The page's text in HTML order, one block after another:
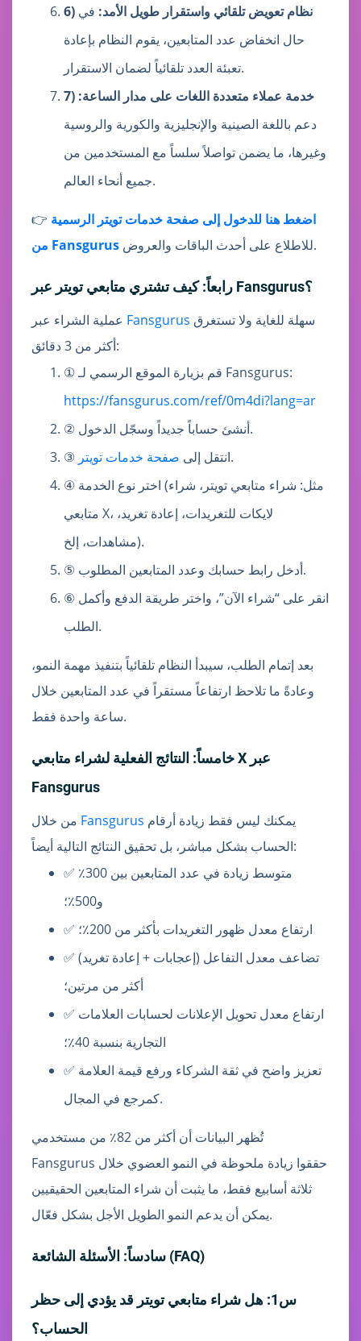
6) نظام تعويض تلقائي واستقرار طويل الأمد: في
حال انخفاض عدد المتابعين، يقوم النظام بإعادة
تعبئة العدد تلقائياً لضمان الاستقرار.
7) خدمة عملاء متعددة اللغات على مدار الساعة:
دعم باللغة الصينية والإنجليزية والكورية والروسية
وغيرها، ما يضمن تواصلاً سلساً مع المستخدمين من
جميع أنحاء العالم.
👉 اضغط هنا للدخول إلى صفحة خدمات تويتر الرسمية
من Fansgurus
للاطلاع على أحدث الباقات والعروض.
رابعاً: كيف تشتري متابعي تويتر عبر Fansgurus؟
Fansgurus
أكثر من 3 دقائق:
① قم بزيارة الموقع الرسمي لـ Fansgurus:
https://fansgurus.com/ref/0m4di?lang=ar
② أنشئ حساباً جديداً وسجّل الدخول.
③ انتقل إلى صفحة خدمات تويتر
.
④ اختر نوع الخدمة (مثل: شراء متابعي تويتر، شراء
متابعي X، لايكات للتغريدات، إعادة تغريد،
مشاهدات، إلخ).
⑤ أدخل رابط حسابك وعدد المتابعين المطلوب.
⑥ انقر على “شراء الآن”، واختر طريقة الدفع وأكمل
الطلب.
بعد إتمام الطلب، سيبدأ النظام تلقائياً بتنفيذ مهمة النمو،
وعادةً ما تلاحظ ارتفاعاً مستقراً في عدد المتابعين خلال
ساعة واحدة فقط.
خامساً: النتائج الفعلية لشراء متابعي X عبر
Fansgurus
Fansgurus
الحساب بشكل مباشر، بل تحقيق النتائج التالية أيضاً:
✅ متوسط زيادة في عدد المتابعين بين 300٪
و500٪؛
✅ ارتفاع معدل ظهور التغريدات بأكثر من 200٪؛
✅ تضاعف معدل التفاعل (إعجابات + إعادة تغريد)
أكثر من مرتين؛
✅ ارتفاع معدل تحويل الإعلانات لحسابات العلامات
التجارية بنسبة 40٪؛
✅ تعزيز واضح في ثقة الشركاء ورفع قيمة العلامة
كمرجع في المجال.
تُظهر البيانات أن أكثر من 82٪ من مستخدمي
Fansgurus حققوا زيادة ملحوظة في النمو العضوي خلال
ثلاثة أسابيع فقط، ما يثبت أن شراء المتابعين الحقيقيين
يمكن أن يدعم النمو الطويل الأجل بشكل فعّال.
سادساً: الأسئلة الشائعة (FAQ)
س1: هل شراء متابعي تويتر قد يؤدي إلى حظر
الحساب؟